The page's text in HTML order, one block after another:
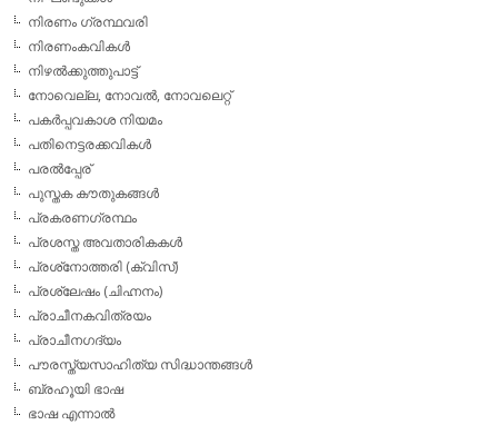
നിരണം ഗ്രന്ഥവരി
നിരണംകവികള്‍
നിഴല്‍ക്കുത്തുപാട്ട്
നോവെല്ല, നോവല്‍, നോവലെറ്റ്
പകര്‍പ്പവകാശ നിയമം
പതിനെട്ടരക്കവികള്‍
പരല്‍പ്പേര്
പുസ്തക കൗതുകങ്ങള്‍
പ്രകരണഗ്രന്ഥം
പ്രശസ്ത അവതാരികകള്‍
പ്രശ്‌നോത്തരി (ക്വിസ്)
പ്രശ്ലേഷം (ചിഹ്നനം)
പ്രാചീനകവിത്രയം
പ്രാചീനഗദ്യം
പൗരസ്ത്യസാഹിത്യ സിദ്ധാന്തങ്ങള്‍
ബ്രഹൂയി ഭാഷ
ഭാഷ എന്നാല്‍